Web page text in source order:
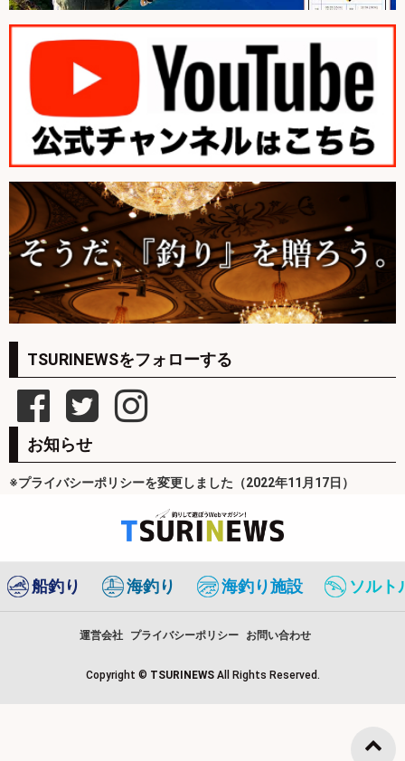
TSURINEWSをフォローする
お知らせ
※プライバシーポリシーを変更しました（2022年11月17日）
船釣り 海釣り 海釣り施設 ソルト
運営会社 プライバシーポリシー お問い合わせ
Copyright © TSURINEWS All Rights Reserved.